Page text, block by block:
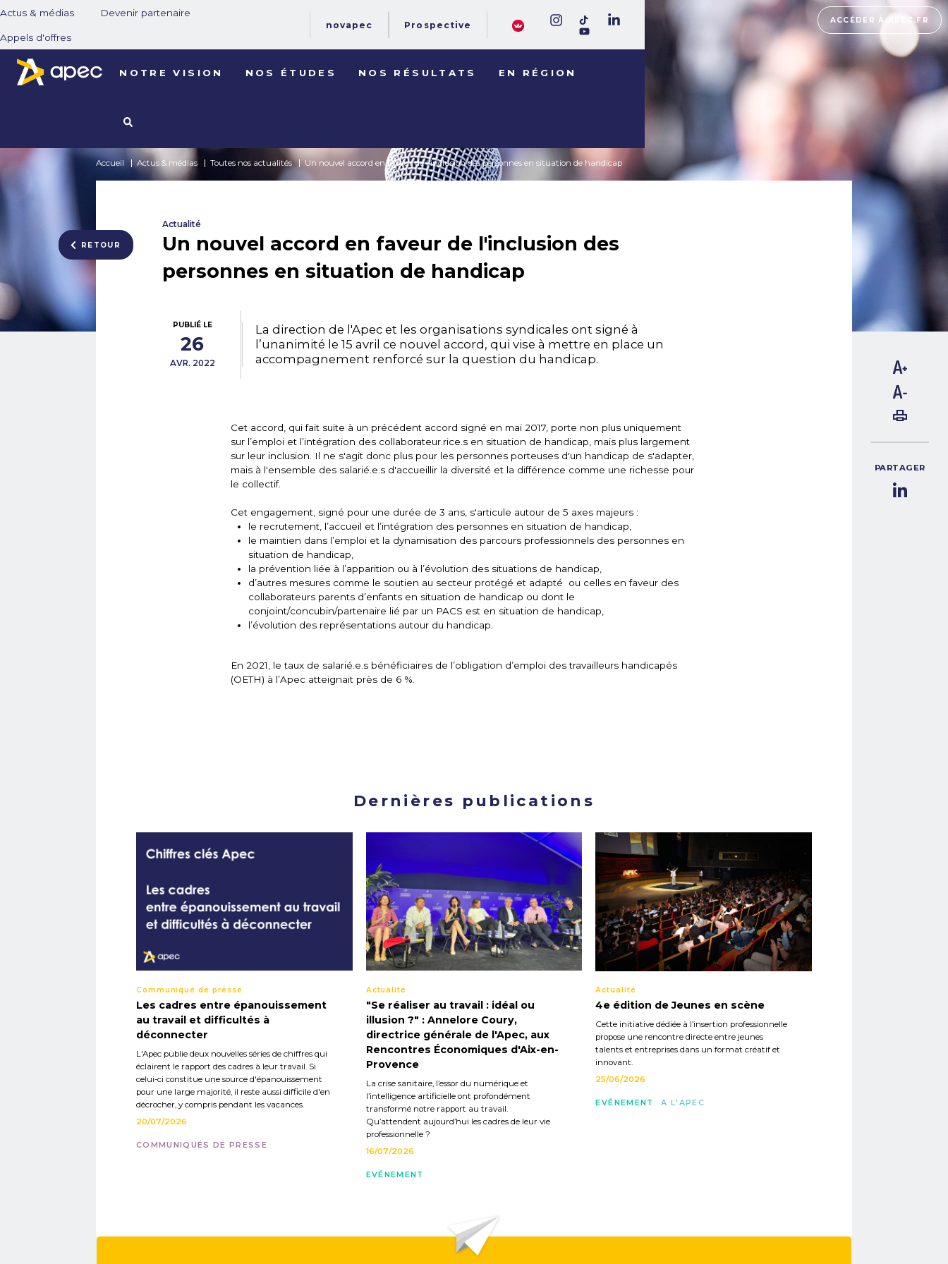
Actus & médias Devenir partenaire
Appels d'offres
novapec Prospective
NOTRE VISION NOS ÉTUDES NOS RÉSULTATS EN RÉGION
ACCÉDER À APEC.FR
Accueil Actus & médias Toutes nos actualités Un nouvel accord en faveur de l'inclusion des personnes en situation de handicap
RETOUR
Actualité
Un nouvel accord en faveur de l'inclusion des
personnes en situation de handicap
PUBLIÉ LE
26
AVR. 2022
PARTAGER
La direction de l'Apec et les organisations syndicales ont signé à
l’unanimité le 15 avril ce nouvel accord, qui vise à mettre en place un
accompagnement renforcé sur la question du handicap.
Cet accord, qui fait suite à un précédent accord signé en mai 2017, porte non plus uniquement
sur l’emploi et l’intégration des collaborateur.rice.s en situation de handicap, mais plus largement
sur leur inclusion. Il ne s'agit donc plus pour les personnes porteuses d'un handicap de s'adapter,
mais à l'ensemble des salarié.e.s d'accueillir la diversité et la différence comme une richesse pour
le collectif.
Cet engagement, signé pour une durée de 3 ans, s'articule autour de 5 axes majeurs :
le recrutement, l’accueil et l’intégration des personnes en situation de handicap,
le maintien dans l’emploi et la dynamisation des parcours professionnels des personnes en
situation de handicap,
la prévention liée à l’apparition ou à l’évolution des situations de handicap,
d’autres mesures comme le soutien au secteur protégé et adapté ou celles en faveur des
collaborateurs parents d’enfants en situation de handicap ou dont le
conjoint/concubin/partenaire lié par un PACS est en situation de handicap,
l’évolution des représentations autour du handicap.
En 2021, le taux de salarié.e.s bénéficiaires de l’obligation d’emploi des travailleurs handicapés
(OETH) à l’Apec atteignait près de 6 %.
Dernières publications
Communiqué de presse
Les cadres entre épanouissement
au travail et difficultés à
déconnecter
L'Apec publie deux nouvelles séries de chiffres qui
éclairent le rapport des cadres à leur travail. Si
celui-ci constitue une source d'épanouissement
pour une large majorité, il reste aussi difficile d'en
décrocher, y compris pendant les vacances.
20/07/2026
COMMUNIQUÉS DE PRESSE
Actualité
"Se réaliser au travail : idéal ou
illusion ?" : Annelore Coury,
directrice générale de l'Apec, aux
Rencontres Économiques d'Aix-en-
Provence
La crise sanitaire, l’essor du numérique et
l’intelligence artificielle ont profondément
transformé notre rapport au travail.
Qu’attendent aujourd’hui les cadres de leur vie
professionnelle ?
16/07/2026
EVÉNEMENT
Actualité
4e édition de Jeunes en scène
Cette initiative dédiée à l’insertion professionnelle
propose une rencontre directe entre jeunes
talents et entreprises dans un format créatif et
innovant.
25/06/2026
EVÉNEMENT A L'APEC